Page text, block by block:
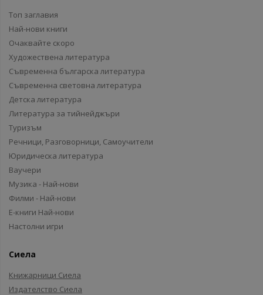
Топ заглавия
Най-нови книги
Очаквайте скоро
Художествена литература
Съвременна българска литература
Съвременна световна литература
Детска литература
Литература за тийнейджъри
Туризъм
Речници, Разговорници, Самоучители
Юридическа литература
Ваучери
Музика - Най-нови
Филми - Най-нови
Е-книги Най-нови
Настолни игри
Сиела
Книжарници Сиела
Издателство Сиела